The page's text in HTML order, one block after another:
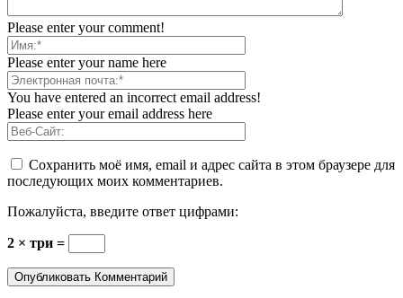
Please enter your comment!
Please enter your name here
You have entered an incorrect email address!
Please enter your email address here
Сохранить моё имя, email и адрес сайта в этом браузере для
последующих моих комментариев.
Пожалуйста, введите ответ цифрами:
2 × три =